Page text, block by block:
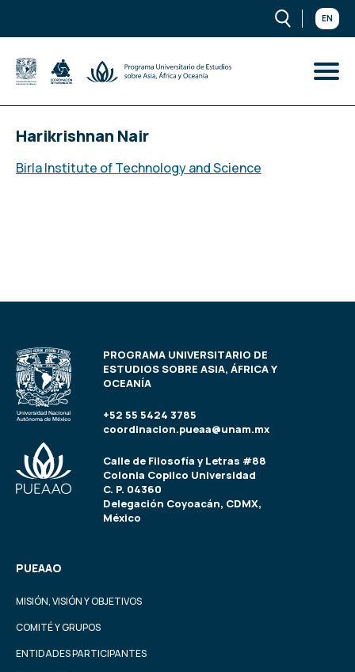
EN
Harikrishnan Nair
Birla Institute of Technology and Science
PROGRAMA UNIVERSITARIO DE
ESTUDIOS SOBRE ASIA, ÁFRICA Y
OCEANÍA
+52 55 5424 3785
coordinacion.pueaa@unam.mx
Calle de Filosofía y Letras #88
Colonia Copilco Universidad
C. P. 04360
Delegación Coyoacán, CDMX,
México
PUEAAO
MISIÓN, VISIÓN Y OBJETIVOS
COMITÉ Y GRUPOS
ENTIDADES PARTICIPANTES